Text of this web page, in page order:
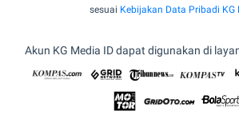
sesuai Kebijakan Data Pribadi KG
Akun KG Media ID dapat digunakan di